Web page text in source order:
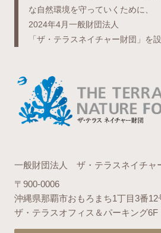
な自然環境を守っていくために、
2024年4月一般財団法人
「ザ・テラスネイチャー財団」を
一般財団法人 ザ・テラスネイチャ
〒900-0006
沖縄県那覇市おもろまち1丁目3番
ザ・テラスオフィス＆パーキング6F